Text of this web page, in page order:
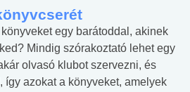
egy barátoddal, akinek
Mindig szórakoztató lehet egy
olvasó klubot szervezni, és
így azokat a könyveket, amelyek